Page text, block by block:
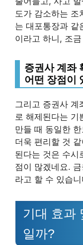
도가 감소하는 조
는 대포통장과 같
이라고 하니, 조
증권사 계좌
어떤 장점이
그리고 증권사 계
로 해제된다는 기
만들 때 동일한
더욱 편리할 것
된다는 것은 수시
점이 많겠네요.
라고 할 수 있습니
기대 효과
일까?